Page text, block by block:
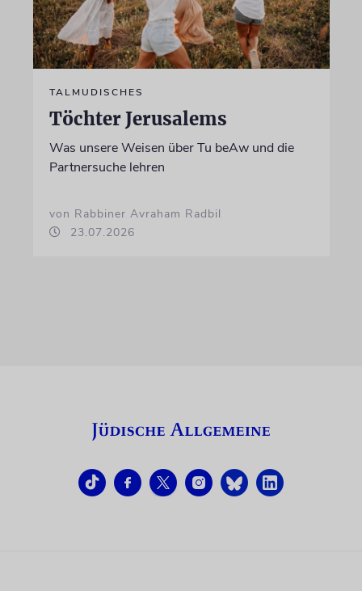
TALMUDISCHES
Töchter Jerusalems
Was unsere Weisen über Tu beAw und die
Partnersuche lehren
von Rabbiner Avraham Radbil
23.07.2026